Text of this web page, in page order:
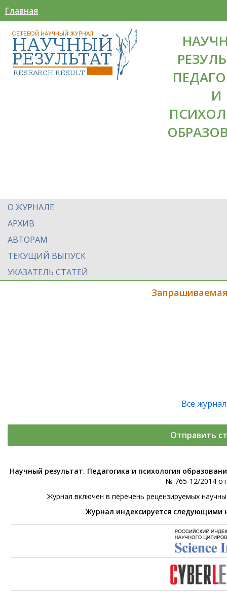
Главная
И
О ЖУРНАЛЕ
АРХИВ
АВТОРАМ
ТЕКУЩИЙ ВЫПУСК
УКАЗАТЕЛЬ СТАТЕЙ
Все
Отправить
Научный результат. Педагогика и психология
№ 765-12/2014
Журнал включен в перечень рецензируемых
Журнал индексируется